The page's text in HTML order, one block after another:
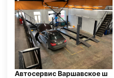
Автосервис Варшавское ш